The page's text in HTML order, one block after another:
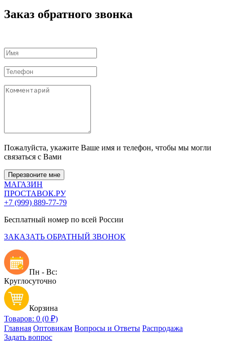
Заказ обратного звонка
Пожалуйста, укажите Ваше имя и телефон, чтобы мы могли
связаться с Вами
Перезвоните мне
МАГАЗИН
ПРОСТАВОК.РУ
+7 (999) 889-77-79
Бесплатный номер по всей России
ЗАКАЗАТЬ ОБРАТНЫЙ ЗВОНОК
Пн - Вс:
Круглосуточно
Корзина
Товаров: 0 (0 ₽)
Главная Оптовикам Вопросы и Ответы Распродажа
Задать вопрос